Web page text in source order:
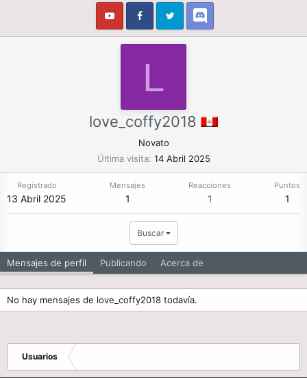
L
love_coffy2018
Novato
Última visita 14 Abril 2025
Registrado
13 Abril 2025
Mensajes
1
Reacciones
1
Puntos
1
Buscar
Mensajes de perfil Publicando Acerca de
No hay mensajes de love_coffy2018 todavía.
Usuarios